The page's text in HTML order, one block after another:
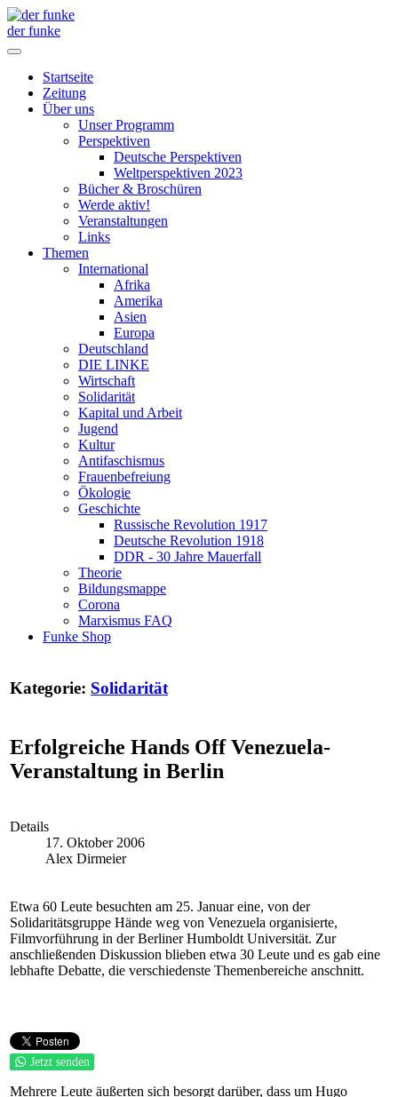
der funke
Startseite
Zeitung
Über uns
Unser Programm
Perspektiven
Deutsche Perspektiven
Weltperspektiven 2023
Bücher & Broschüren
Werde aktiv!
Veranstaltungen
Links
Themen
International
Afrika
Amerika
Asien
Europa
Deutschland
DIE LINKE
Wirtschaft
Solidarität
Kapital und Arbeit
Jugend
Kultur
Antifaschismus
Frauenbefreiung
Ökologie
Geschichte
Russische Revolution 1917
Deutsche Revolution 1918
DDR - 30 Jahre Mauerfall
Theorie
Bildungsmappe
Corona
Marxismus FAQ
Funke Shop
Kategorie: Solidarität
Erfolgreiche Hands Off Venezuela-
Veranstaltung in Berlin
Details
17. Oktober 2006
Alex Dirmeier
Etwa 60 Leute besuchten am 25. Januar eine, von der
Solidaritätsgruppe Hände weg von Venezuela organisierte,
Filmvorführung in der Berliner Humboldt Universität. Zur
anschließenden Diskussion blieben etwa 30 Leute und es gab eine
lebhafte Debatte, die verschiedenste Themenbereiche anschnitt.
Jetzt senden
Mehrere Leute äußerten sich besorgt darüber, dass um Hugo